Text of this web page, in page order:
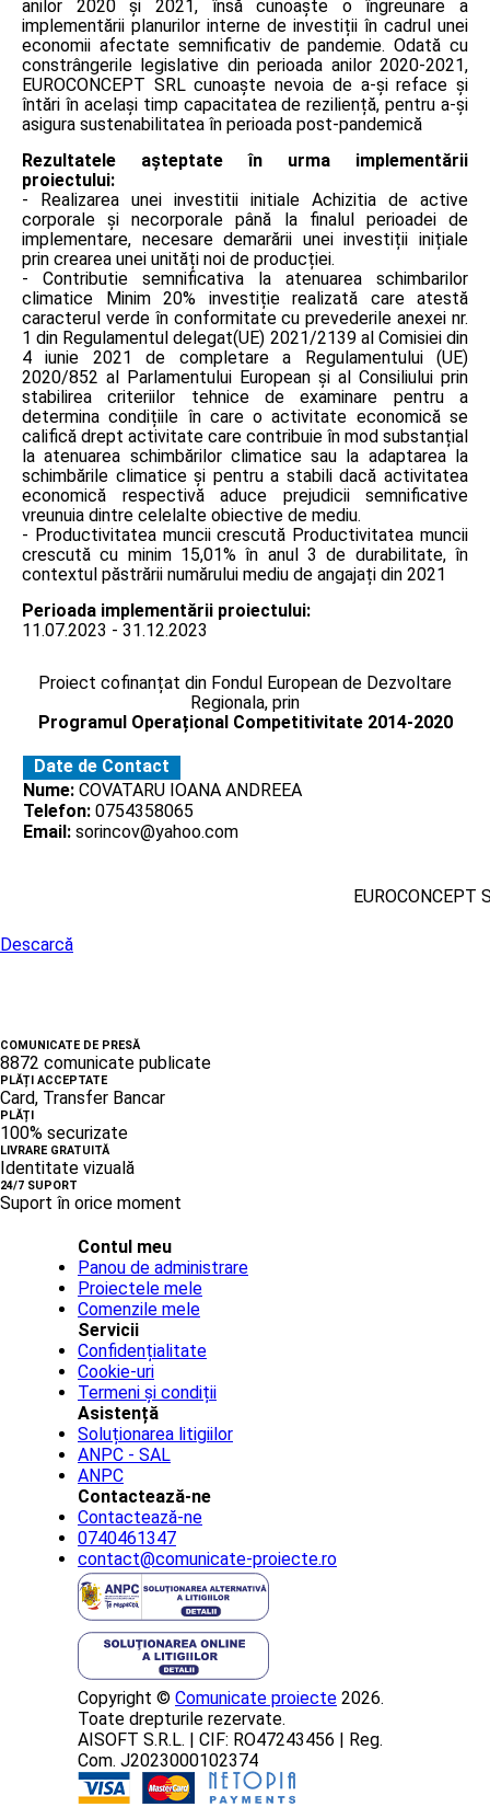
anilor 2020 și 2021, însă cunoaște o îngreunare a
implementării planurilor interne de investiții în cadrul unei
economii afectate semnificativ de pandemie. Odată cu
constrângerile legislative din perioada anilor 2020-2021,
EUROCONCEPT SRL cunoaște nevoia de a-și reface și
întări în același timp capacitatea de reziliență, pentru a-și
asigura sustenabilitatea în perioada post-pandemică
Rezultatele așteptate în urma implementării
proiectului:
- Realizarea unei investitii initiale Achizitia de active
corporale și necorporale până la finalul perioadei de
implementare, necesare demarării unei investiții inițiale
prin crearea unei unități noi de producției.
- Contributie semnificativa la atenuarea schimbarilor
climatice Minim 20% investiție realizată care atestă
caracterul verde în conformitate cu prevederile anexei nr.
1 din Regulamentul delegat(UE) 2021/2139 al Comisiei din
4 iunie 2021 de completare a Regulamentului (UE)
2020/852 al Parlamentului European și al Consiliului prin
stabilirea criteriilor tehnice de examinare pentru a
determina condițiile în care o activitate economică se
califică drept activitate care contribuie în mod substanțial
la atenuarea schimbărilor climatice sau la adaptarea la
schimbările climatice și pentru a stabili dacă activitatea
economică respectivă aduce prejudicii semnificative
vreunuia dintre celelalte obiective de mediu.
- Productivitatea muncii crescută Productivitatea muncii
crescută cu minim 15,01% în anul 3 de durabilitate, în
contextul păstrării numărului mediu de angajați din 2021
Perioada implementării proiectului:
11.07.2023 - 31.12.2023
Proiect cofinanțat din Fondul European de Dezvoltare
Regionala, prin
Programul Operațional Competitivitate 2014-2020
Date de Contact
Nume: COVATARU IOANA ANDREEA
Telefon: 0754358065
Email: sorincov@yahoo.com
EUROCONCEPT
Descarcă
COMUNICATE DE PRESĂ
8872 comunicate publicate
PLĂȚI ACCEPTATE
Card, Transfer Bancar
PLĂȚI
100% securizate
LIVRARE GRATUITĂ
Identitate vizuală
24/7 SUPORT
Suport în orice moment
Contul meu
Panou de administrare
Proiectele mele
Comenzile mele
Servicii
Confidențialitate
Cookie-uri
Termeni și condiții
Asistență
Soluționarea litigiilor
ANPC - SAL
ANPC
Contactează-ne
Contactează-ne
0740461347
contact@comunicate-proiecte.ro
Copyright © Comunicate proiecte 2026.
Toate drepturile rezervate.
AISOFT S.R.L. | CIF: RO47243456 | Reg.
Com. J2023000102374